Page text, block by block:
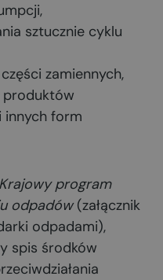
sztucznie cyklu
zamiennych,
produktów
innych form
Krajowy program
odpadów(załącznik
odpadami),
spis środków